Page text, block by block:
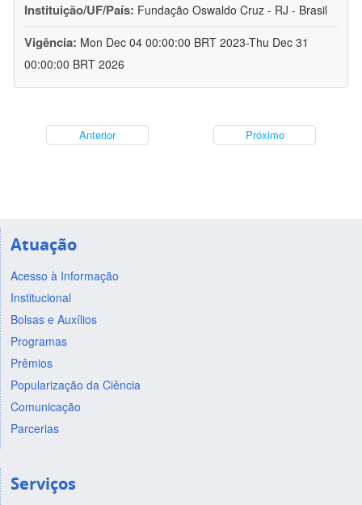
Instituição/UF/País: Fundação Oswaldo Cruz - RJ - Brasil
Vigência: Mon Dec 04 00:00:00 BRT 2023-Thu Dec 31
00:00:00 BRT 2026
Anterior Próximo
Atuação
Acesso à Informação
Institucional
Bolsas e Auxílios
Programas
Prêmios
Popularização da Ciência
Comunicação
Parcerias
Serviços